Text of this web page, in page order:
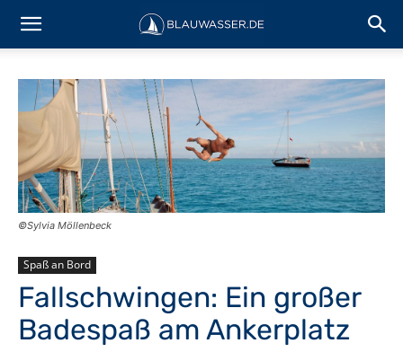
©Sylvia Möllenbeck
Spaß an Bord
Fallschwingen: Ein großer
Badespaß am Ankerplatz